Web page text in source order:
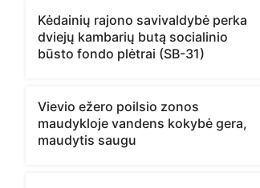
Kėdainių rajono savivaldybė perka
dviejų kambarių butą socialinio
būsto fondo plėtrai (SB-31)
Vievio ežero poilsio zonos
maudykloje vandens kokybė gera,
maudytis saugu